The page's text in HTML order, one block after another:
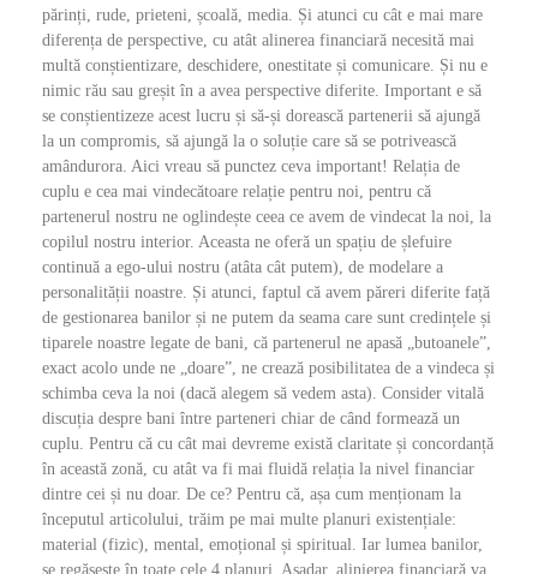
părinți, rude, prieteni, școală, media. Și atunci cu cât e mai mare
diferența de perspective, cu atât alinerea financiară necesită mai
multă conștientizare, deschidere, onestitate și comunicare. Și nu e
nimic rău sau greșit în a avea perspective diferite. Important e să
se conștientizeze acest lucru și să-și dorească partenerii să ajungă
la un compromis, să ajungă la o soluție care să se potrivească
amândurora. Aici vreau să punctez ceva important! Relația de
cuplu e cea mai vindecătoare relație pentru noi, pentru că
partenerul nostru ne oglindește ceea ce avem de vindecat la noi, la
copilul nostru interior. Aceasta ne oferă un spațiu de șlefuire
continuă a ego-ului nostru (atâta cât putem), de modelare a
personalității noastre. Și atunci, faptul că avem păreri diferite față
de gestionarea banilor și ne putem da seama care sunt credințele și
tiparele noastre legate de bani, că partenerul ne apasă „butoanele”,
exact acolo unde ne „doare”, ne crează posibilitatea de a vindeca și
schimba ceva la noi (dacă alegem să vedem asta). Consider vitală
discuția despre bani între parteneri chiar de când formează un
cuplu. Pentru că cu cât mai devreme există claritate și concordanță
în această zonă, cu atât va fi mai fluidă relația la nivel financiar
dintre cei și nu doar. De ce? Pentru că, așa cum menționam la
începutul articolului, trăim pe mai multe planuri existențiale:
material (fizic), mental, emoțional și spiritual. Iar lumea banilor,
se regăsește în toate cele 4 planuri. Așadar, alinierea financiară va